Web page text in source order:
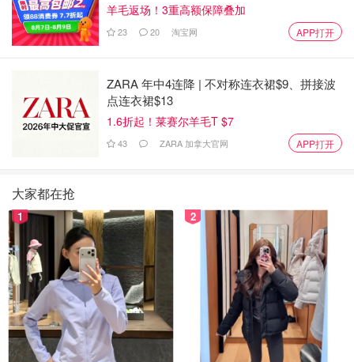
羊毛返场！3重高额保障叠加
23 20 淘宝网 APP打开
ZARA 年中4连降 | 不对称连衣裙$9、拼接波
点连衣裙$13
1.6折起！莱赛尔羊毛T $7
43 ZARA 加拿大官网 APP打开
大家都在抢
1 2